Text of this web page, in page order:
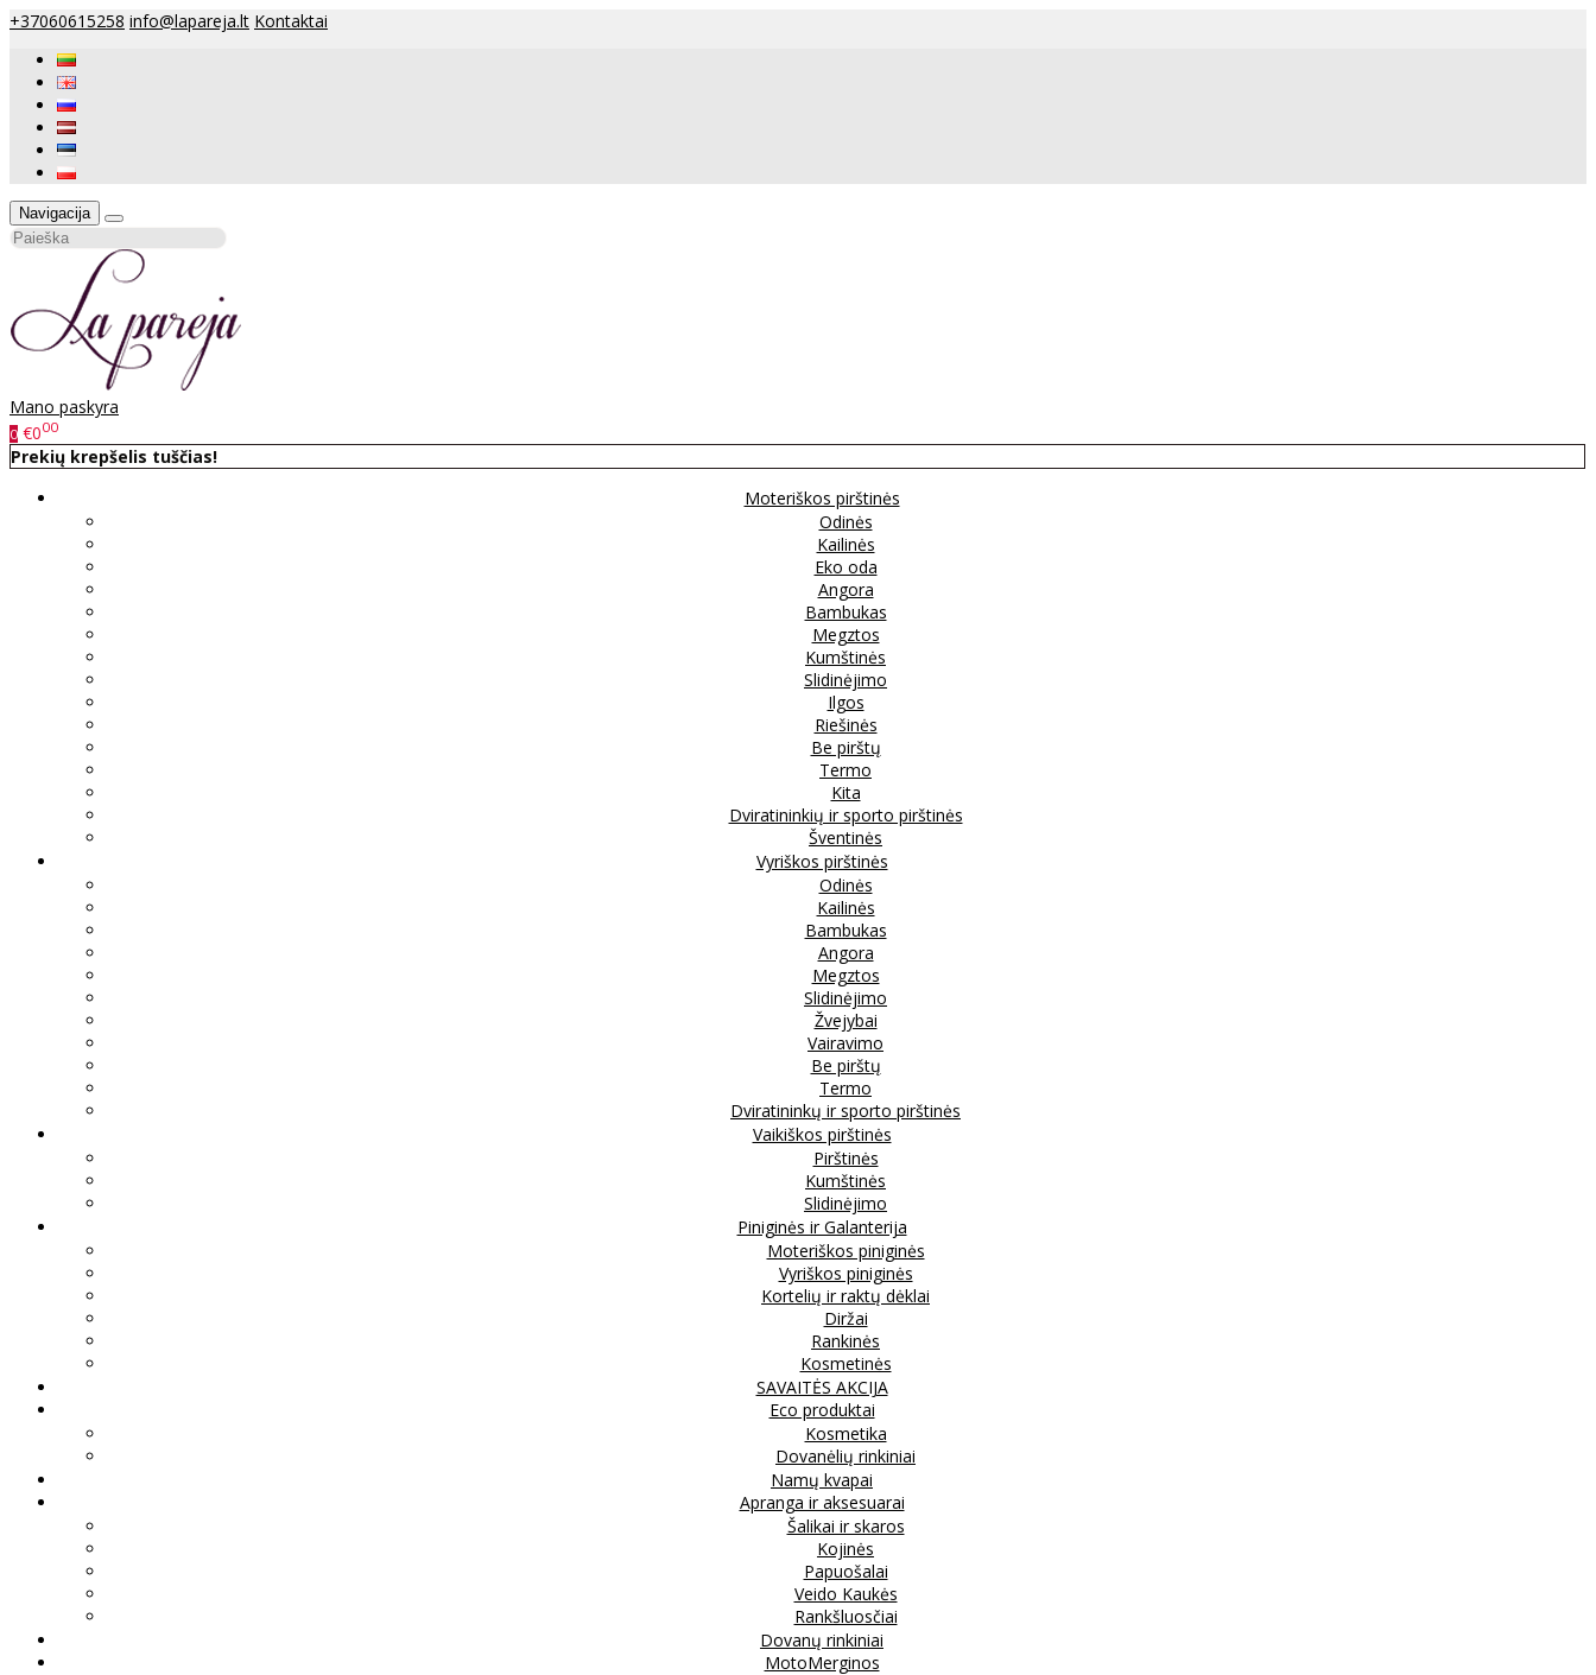
+37060615258 info@lapareja.lt Kontaktai
Navigacija
Mano paskyra
0 €000
Prekių krepšelis tuščias!
Moteriškos pirštinės
Odinės
Kailinės
Eko oda
Angora
Bambukas
Megztos
Kumštinės
Slidinėjimo
Ilgos
Riešinės
Be pirštų
Termo
Kita
Dviratininkių ir sporto pirštinės
Šventinės
Vyriškos pirštinės
Odinės
Kailinės
Bambukas
Angora
Megztos
Slidinėjimo
Žvejybai
Vairavimo
Be pirštų
Termo
Dviratininkų ir sporto pirštinės
Vaikiškos pirštinės
Pirštinės
Kumštinės
Slidinėjimo
Piniginės ir Galanterija
Moteriškos piniginės
Vyriškos piniginės
Kortelių ir raktų dėklai
Diržai
Rankinės
Kosmetinės
SAVAITĖS AKCIJA
Eco produktai
Kosmetika
Dovanėlių rinkiniai
Namų kvapai
Apranga ir aksesuarai
Šalikai ir skaros
Kojinės
Papuošalai
Veido Kaukės
Rankšluosčiai
Dovanų rinkiniai
MotoMerginos